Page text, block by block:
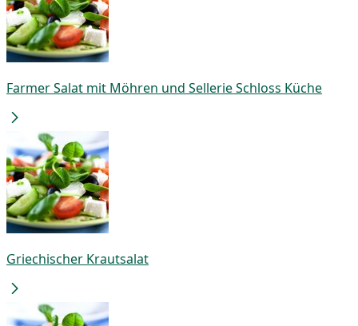
Farmer Salat mit Möhren und Sellerie Schloss Küche
Griechischer Krautsalat